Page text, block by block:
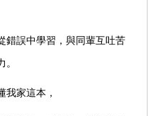
錯誤中學習，與同輩互吐苦
我家這本，